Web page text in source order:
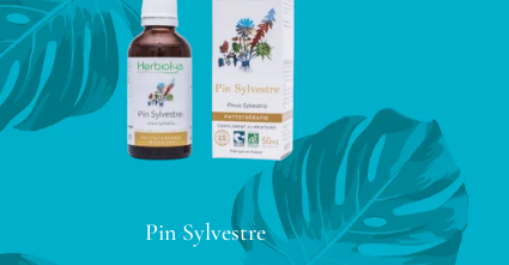
Pin Sylvestre